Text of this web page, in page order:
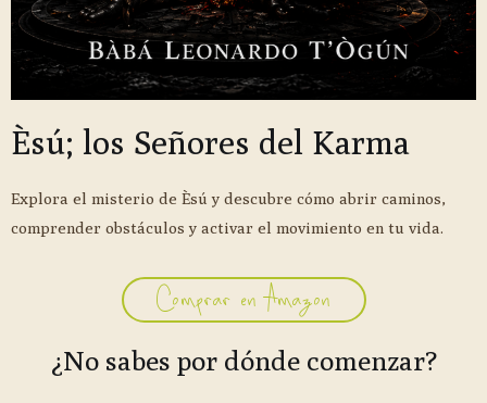
Èsú; los Señores del Karma
Explora el misterio de Èsú y descubre cómo abrir caminos,
comprender obstáculos y activar el movimiento en tu vida.
Comprar en Amazon
¿No sabes por dónde comenzar?